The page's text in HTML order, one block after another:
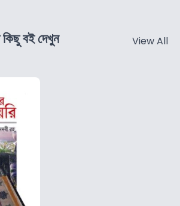
বই দেখুন View All